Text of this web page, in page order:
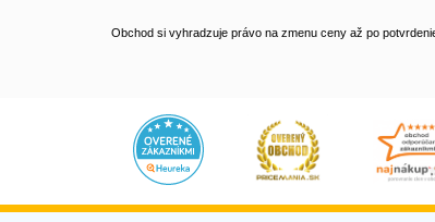
Obchod si vyhradzuje právo na zmenu ceny až po